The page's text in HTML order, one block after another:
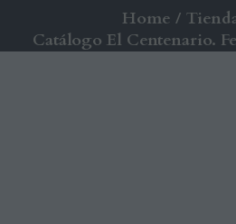
Home
Catálogo El Centenario.
CONTACTO